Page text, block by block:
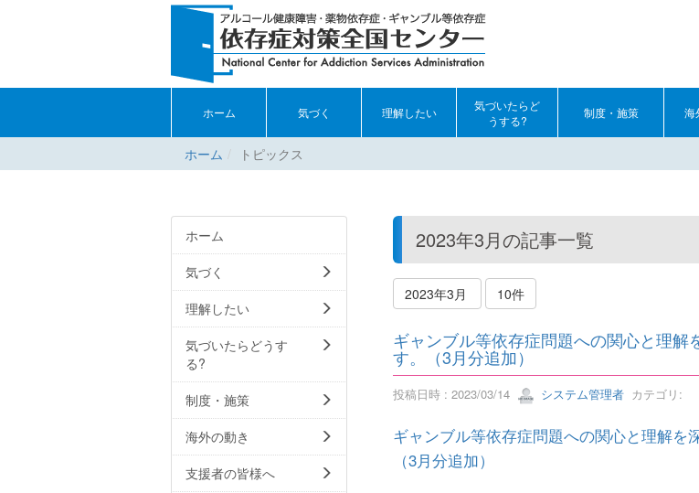
ホーム 気づく 理解したい
気づいたらど
うする?
制度・施策 海
ホーム トピックス
2023年3月の記事一覧
2023年3月 10件
ギャンブル等依存症問題への関心と理解
す。（3月分追加）
投稿日時 : 2023/03/14 システム管理者カテゴリ:
ギャンブル等依存症問題への関心と理解を
（3月分追加）
ホーム
気づく
理解したい
気づいたらどうす
る?
制度・施策
海外の動き
支援者の皆様へ